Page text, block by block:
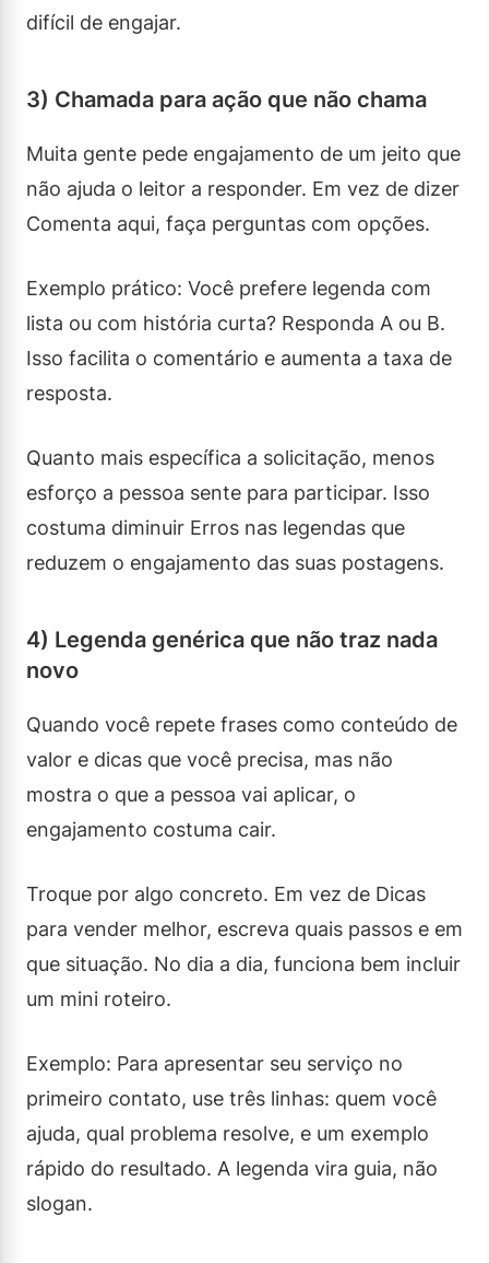
difícil de engajar.
3) Chamada para ação que não chama
Muita gente pede engajamento de um jeito que
não ajuda o leitor a responder. Em vez de dizer
Comenta aqui, faça perguntas com opções.
Exemplo prático: Você prefere legenda com
lista ou com história curta? Responda A ou B.
Isso facilita o comentário e aumenta a taxa de
resposta.
Quanto mais específica a solicitação, menos
esforço a pessoa sente para participar. Isso
costuma diminuir Erros nas legendas que
reduzem o engajamento das suas postagens.
4) Legenda genérica que não traz nada
novo
Quando você repete frases como conteúdo de
valor e dicas que você precisa, mas não
mostra o que a pessoa vai aplicar, o
engajamento costuma cair.
Troque por algo concreto. Em vez de Dicas
para vender melhor, escreva quais passos e em
que situação. No dia a dia, funciona bem incluir
um mini roteiro.
Exemplo: Para apresentar seu serviço no
primeiro contato, use três linhas: quem você
ajuda, qual problema resolve, e um exemplo
rápido do resultado. A legenda vira guia, não
slogan.